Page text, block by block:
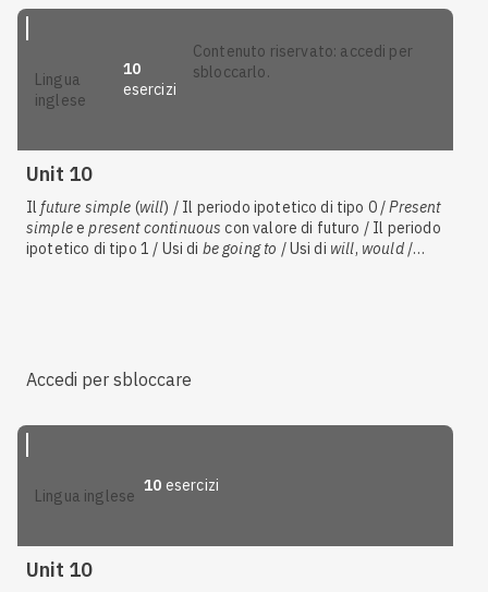
lingua
inglese
10
esercizi
contenuto riservato: accedi per
sbloccarlo.
Unit 10
Il future simple (will) / Il periodo ipotetico di tipo 0 /Present
simpleepresent continuous con valore di futuro / Il periodo
ipotetico di tipo 1 / Usi di be going to / Usi di will, would/
Accedi per sbloccare
lingua inglese
10 esercizi
Unit 10